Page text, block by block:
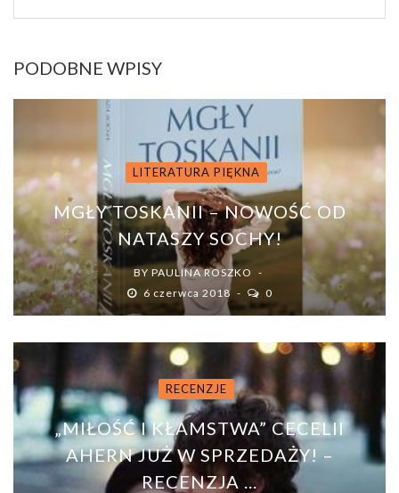
PODOBNE WPISY
LITERATURA PIĘKNA
MGŁY TOSKANII – NOWOŚĆ OD
NATASZY SOCHY!
BY PAULINA ROSZKO
6 czerwca 2018
0
RECENZJE
„MIŁOŚĆ I KŁAMSTWA” CECELII
AHERN JUŻ W SPRZEDAŻY! –
RECENZJA ...